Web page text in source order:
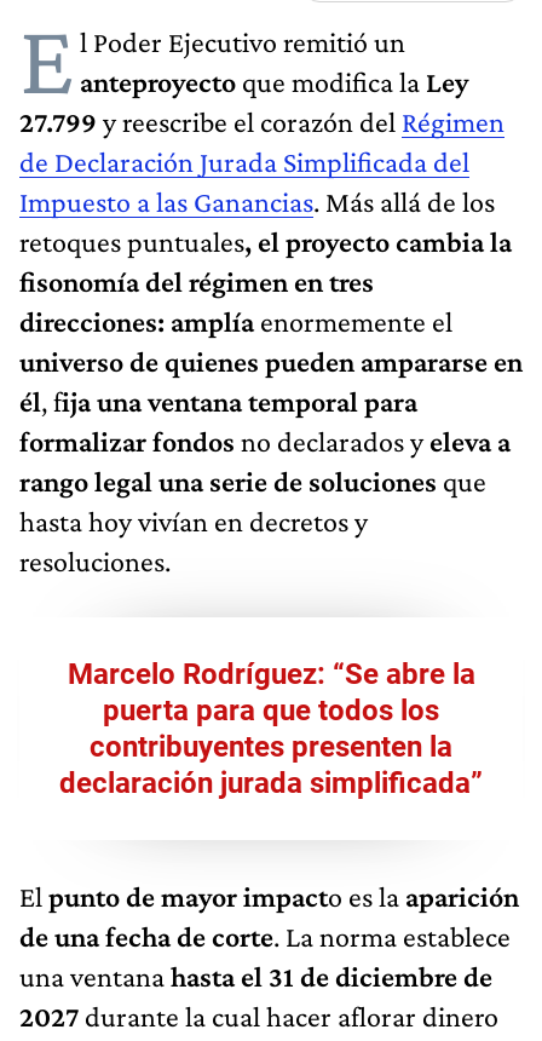
E l Poder Ejecutivo remitió un
anteproyecto que modifica la Ley
27.799 y reescribe el corazón del Régimen
de Declaración Jurada Simplificada del
Impuesto a las Ganancias. Más allá de los
retoques puntuales, el proyecto cambia la
fisonomía del régimen en tres
direcciones: amplíaenormemente el
universo de quienes pueden ampararse en
él, fija una ventana temporal para
formalizar fondos no declarados yeleva a
rango legal una serie de soluciones que
hasta hoy vivían en decretos y
resoluciones.
Marcelo Rodríguez: “Se abre la
puerta para que todos los
contribuyentes presenten la
declaración jurada simplificada”
El punto de mayor impacto es la aparición
de una fecha de corte. La norma establece
una ventanahasta el 31 de diciembre de
2027 durante la cual hacer aflorar dinero